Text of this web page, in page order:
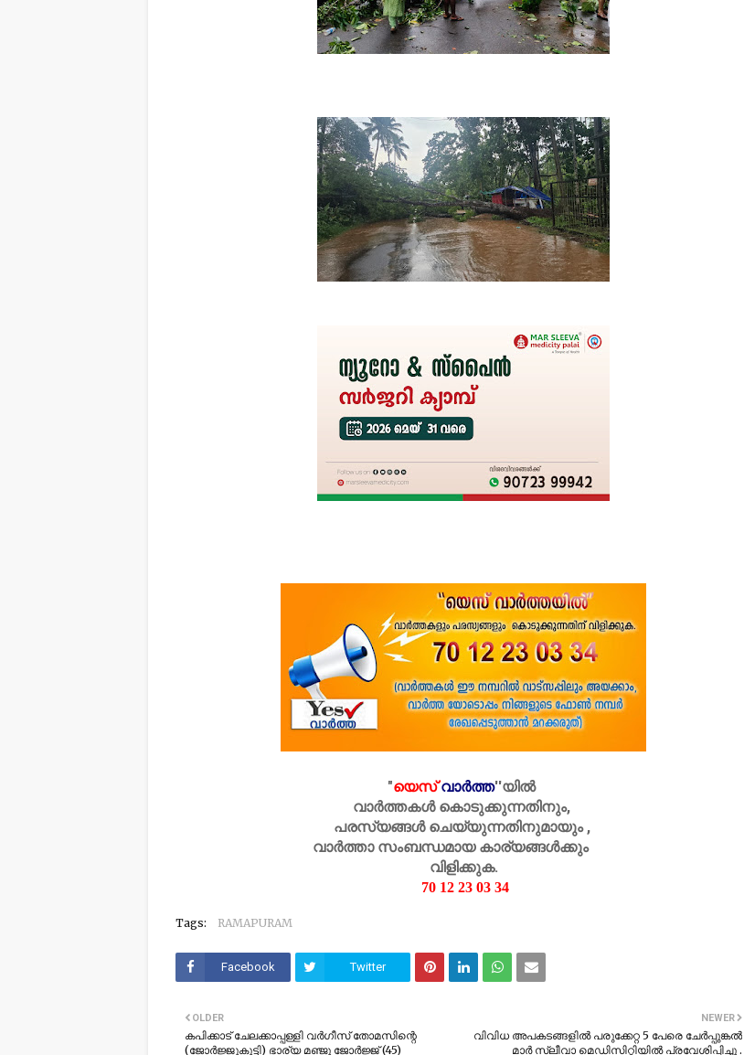
"യെസ് വാർത്ത''യിൽ
വാർത്തകൾ കൊടുക്കുന്നതിനും,
പരസ്യങ്ങൾ ചെയ്യുന്നതിനുമായും ,
വാർത്താ സംബന്ധമായ കാര്യങ്ങൾക്കും
വിളിക്കുക.
70 12 23 03 34
Tags: RAMAPURAM
Facebook Twitter
NEWER
വിവിധ അപകടങ്ങളിൽ പരുക്കേറ്റ 5 പേരെ ചേർപ്പുങ്കൽ
മാർ സ്ലീവാ മെഡിസിറ്റിയിൽ പ്രവേശിപ്പിച്ചു .
OLDER
കപിക്കാട് ചേലക്കാപ്പള്ളി വര്‍ഗീസ് തോമസിന്റെ
(ജോര്‍ജ്ജുകുട്ടി) ഭാര്യ മഞ്ജു ജോര്‍ജ്ജ് (45)